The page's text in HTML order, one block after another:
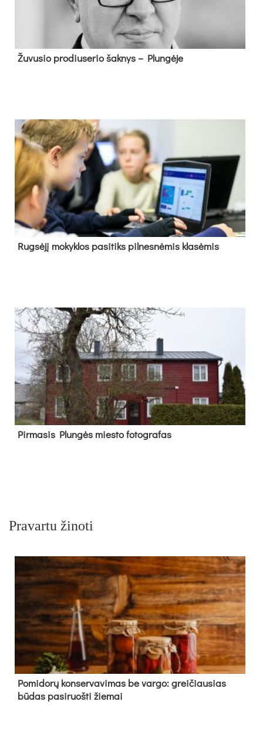
Žu­vu­sio pro­diu­se­rio šak­nys – Plun­gė­je
Rug­sė­jį mo­kyk­los pa­si­tiks pil­nes­nė­mis kla­sė­mis
Pir­ma­sis Plun­gės mies­to fo­tog­ra­fas
Pravartu žinoti
Pomidorų konservavimas be vargo: greičiausias
būdas pasiruošti žiemai